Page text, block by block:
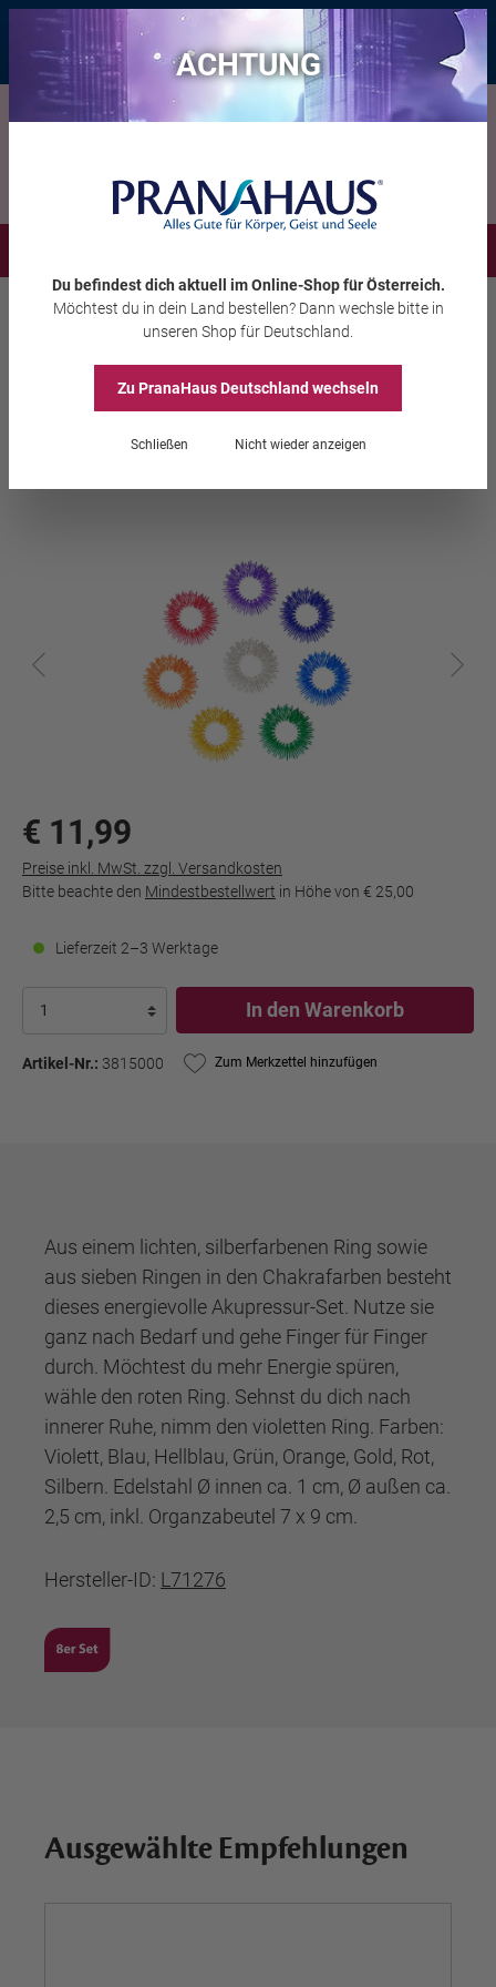
Bis zu 20 € Rabatt* mit dem Vorteils-Codeeintauchen , gültig bis
11.08.2026
Schmuck Ringe & Ohrringe
Akupressur Chakra-Ringe
8er Set
€ 11,99
Preise inkl. MwSt. zzgl. Versandkosten
Bitte beachte den Mindestbestellwert in Höhe von € 25,00
Lieferzeit 2–3 Werktage
In den Warenkorb
Artikel-Nr.: 3815000 Zum Merkzettel hinzufügen
Aus einem lichten, silberfarbenen Ring sowie
aus sieben Ringen in den Chakrafarben besteht
dieses energievolle Akupressur-Set. Nutze sie
ganz nach Bedarf und gehe Finger für Finger
durch. Möchtest du mehr Energie spüren,
wähle den roten Ring. Sehnst du dich nach
innerer Ruhe, nimm den violetten Ring. Farben:
Violett, Blau, Hellblau, Grün, Orange, Gold, Rot,
Silbern. Edelstahl Ø innen ca. 1 cm, Ø außen ca.
2,5 cm, inkl. Organzabeutel 7 x 9 cm.
Hersteller-ID: L71276
Ausgewählte Empfehlungen
ACHTUNG
Du befindest dich aktuell im Online-Shopfür Österreich.
Möchtest du in dein Land bestellen? Dann wechsle bitte in
unseren Shop für Deutschland
Zu PranaHausDeutschland wechseln
Schließen Nicht wieder anzeigen